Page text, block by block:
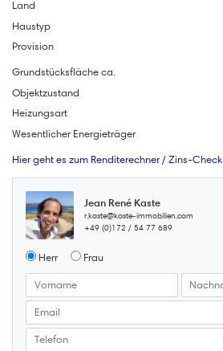
Land
Haustyp
Provision
Grundstücksfläche ca.
Objektzustand
Heizungsart
Wesentlicher Energieträger
Hier geht es zum Renditerechner / Zins-Check
Jean René Kaste
r.kaste@kaste-immobilien.com
+49 (0)172 / 54 77 689
Herr Frau